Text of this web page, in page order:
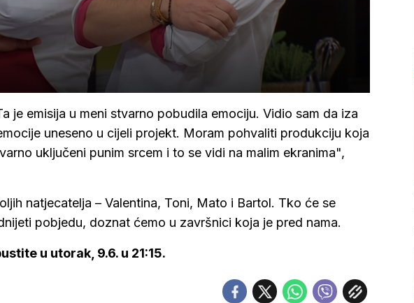
je emisija u meni stvarno pobudila emociju. Vidio sam da iza
uneseno u cijeli projekt. Moram pohvaliti produkciju koja
uključeni punim srcem i to se vidi na malim ekranima",
natjecatelja – Valentina, Toni, Mato i Bartol. Tko će se
pobjedu, doznat ćemo u završnici koja je pred nama.
u utorak, 9.6. u 21:15.